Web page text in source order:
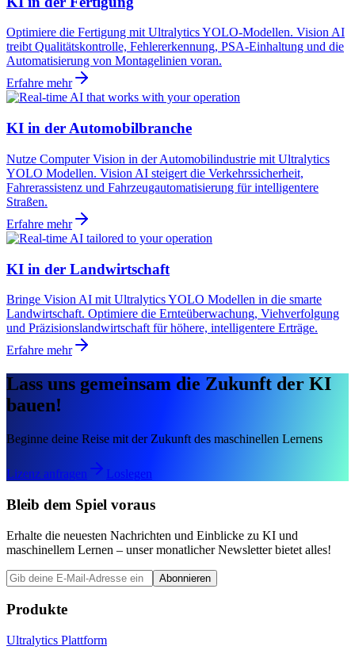
Optimiere die Fertigung mit Ultralytics YOLO-Modellen. Vision AI
treibt Qualitätskontrolle, Fehlererkennung, PSA-Einhaltung und die
Automatisierung von Montagelinien voran.
Erfahre mehr
KI in der Automobilbranche
Nutze Computer Vision in der Automobilindustrie mit Ultralytics
YOLO Modellen. Vision AI steigert die Verkehrssicherheit,
Fahrerassistenz und Fahrzeugautomatisierung für intelligentere
Straßen.
Erfahre mehr
KI in der Landwirtschaft
Bringe Vision AI mit Ultralytics YOLO Modellen in die smarte
Landwirtschaft. Optimiere die Ernteüberwachung, Viehverfolgung
und Präzisionslandwirtschaft für höhere, intelligentere Erträge.
Erfahre mehr
Lass uns gemeinsam die Zukunft der KI
bauen!
Beginne deine Reise mit der Zukunft des maschinellen Lernens
Lizenz anfragen Loslegen
Bleib dem Spiel voraus
Erhalte die neuesten Nachrichten und Einblicke zu KI und
maschinellem Lernen – unser monatlicher Newsletter bietet alles!
Abonnieren
Produkte
Ultralytics Plattform